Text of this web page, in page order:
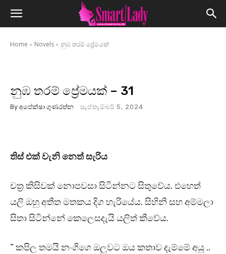
Home Novels නුඹ තරම් ප්‍රේමයක්
නුඹ තරම් ප්‍රේමයක් – 31
By අපේක්ෂා ගුණරත්න සැප්තැම්බර් 5, 2024
තිස් එක් වැනි නෙත් සැරිය
චත්‍ර කිසිවක් නොපවසා සිටින්නට සිතුවේය. එහෙත්
යලි ඔහු අතීත මතකය දිග හැරියේය. සිහිනි සහ අම්මලා
සිතා සිටින්නේ කෙලෙසදැයි යලිත් කීවේය.
” කපිල තමයි නංගිගෙ ඔලුවට ඔය කතාව දැම්මේ අයූ ..